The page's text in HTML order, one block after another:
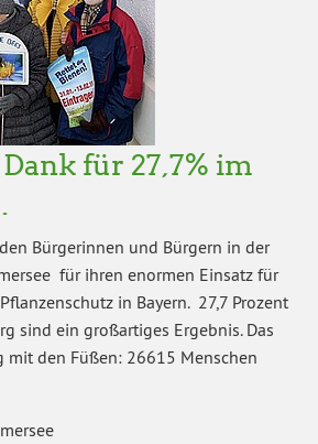
für 27,7% im
Bürgerinnen und Bürgern in der
für ihren enormen Einsatz für
in Bayern. 27,7 Prozent
sind ein großartiges Ergebnis. Das
mit den Füßen: 26615 Menschen